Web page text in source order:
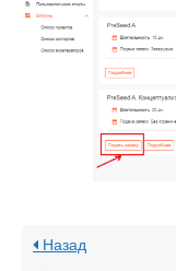
Назад